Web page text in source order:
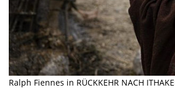
Ralph Fiennes in RÜCKKEHR NACH